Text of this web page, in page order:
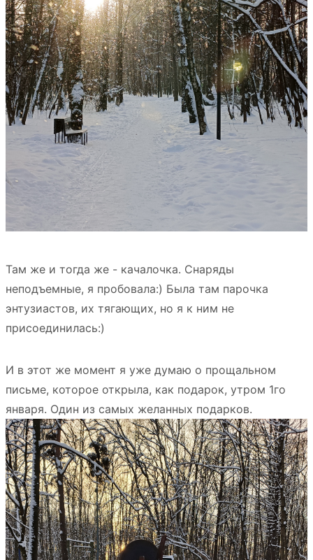
Там же и тогда же - качалочка. Снаряды
неподъемные, я пробовала:) Была там парочка
энтузиастов, их тягающих, но я к ним не
присоединилась:)
И в этот же момент я уже думаю о прощальном
письме, которое открыла, как подарок, утром 1го
января. Один из самых желанных подарков.